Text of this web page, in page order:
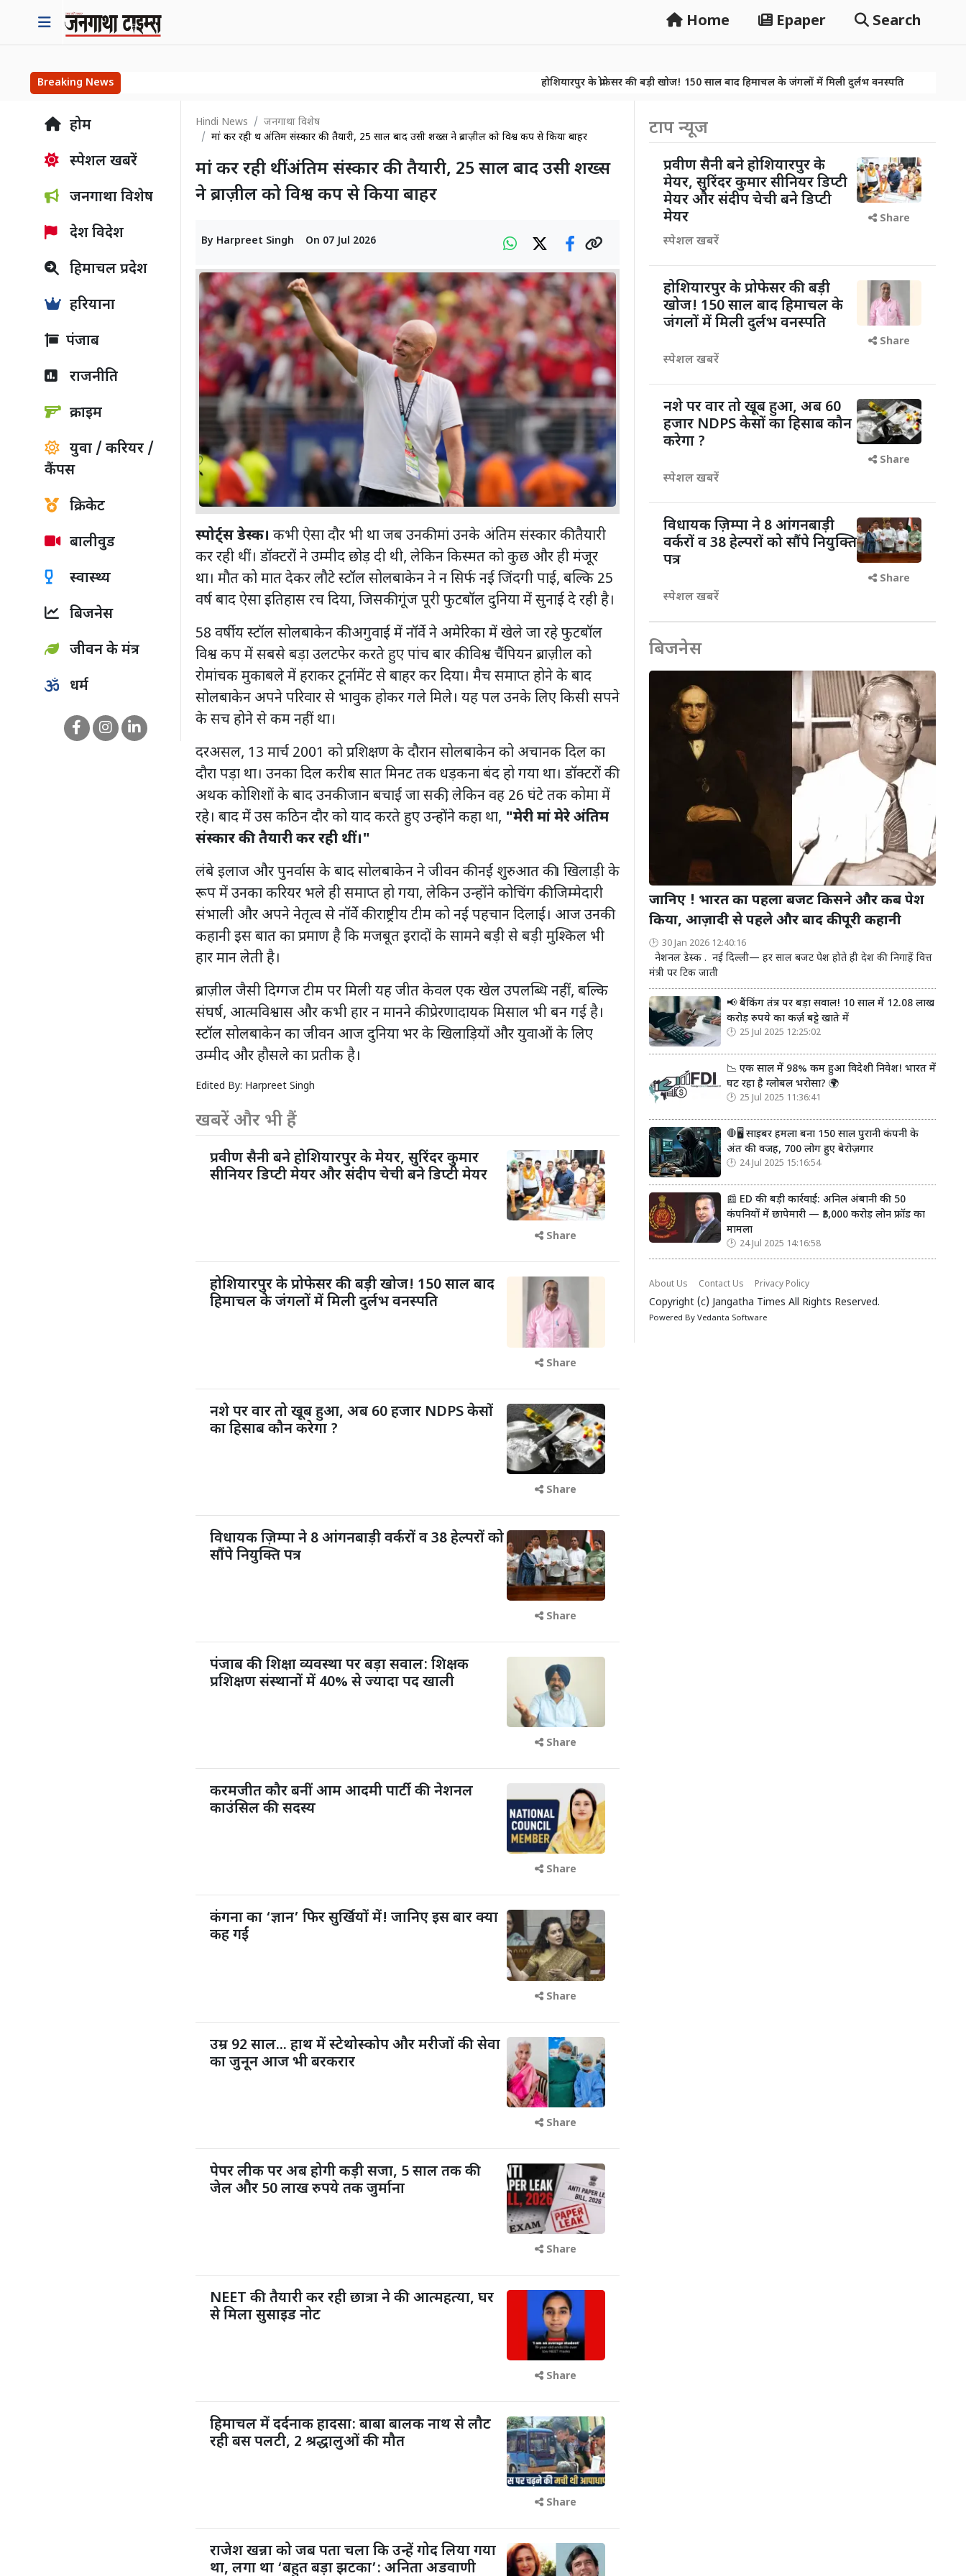
Home Epaper Search
Breaking News होशियारपुर के प्रोफेसर की बड़ी खोज! 150 साल बाद हिमाचल के जंगलों में मिली दुर्लभ वनस्पति
नशे पर वार तो खूब
होम
स्पेशल खबरें
जनगाथा विशेष
देश विदेश
हिमाचल प्रदेश
हरियाना
पंजाब
राजनीति
क्राइम
युवा / करियर /
कैंपस
क्रिकेट
बालीवुड
स्वास्थ्य
बिजनेस
जीवन के मंत्र
धर्म
Hindi News
जनगाथा विशेष
मां कर रही थीं अंतिम संस्कार की तैयारी, 25 साल बाद उसी शख्स ने ब्राज़ील को विश्व कप से किया बाहर
मां कर रही थीं अंतिम संस्कार की तैयारी, 25 साल बाद उसी शख्स
ने ब्राज़ील को विश्व कप से किया बाहर
By Harpreet Singh On 07 Jul 2026
स्पोर्ट्स डेस्क। कभी ऐसा दौर भी था जब उनकी मां उनके अंतिम संस्कार की तैयारी
कर रही थीं। डॉक्टरों ने उम्मीद छोड़ दी थी, लेकिन किस्मत को कुछ और ही मंजूर
था। मौत को मात देकर लौटे स्टॉल सोलबाकेन ने न सिर्फ नई जिंदगी पाई, बल्कि 25
वर्ष बाद ऐसा इतिहास रच दिया, जिसकी गूंज पूरी फुटबॉल दुनिया में सुनाई दे रही है।
58 वर्षीय स्टॉल सोलबाकेन की अगुवाई में नॉर्वे ने अमेरिका में खेले जा रहे फुटबॉल
विश्व कप में सबसे बड़ा उलटफेर करते हुए पांच बार की विश्व चैंपियन ब्राज़ील को
रोमांचक मुकाबले में हराकर टूर्नामेंट से बाहर कर दिया। मैच समाप्त होने के बाद
सोलबाकेन अपने परिवार से भावुक होकर गले मिले। यह पल उनके लिए किसी सपने
के सच होने से कम नहीं था।
दरअसल, 13 मार्च 2001 को प्रशिक्षण के दौरान सोलबाकेन को अचानक दिल का
दौरा पड़ा था। उनका दिल करीब सात मिनट तक धड़कना बंद हो गया था। डॉक्टरों की
अथक कोशिशों के बाद उनकी जान बचाई जा सकी, लेकिन वह 26 घंटे तक कोमा में
रहे। बाद में उस कठिन दौर को याद करते हुए उन्होंने कहा था, "मेरी मां मेरे अंतिम
संस्कार की तैयारी कर रही थीं।"
लंबे इलाज और पुनर्वास के बाद सोलबाकेन ने जीवन की नई शुरुआत की। खिलाड़ी के
रूप में उनका करियर भले ही समाप्त हो गया, लेकिन उन्होंने कोचिंग की जिम्मेदारी
संभाली और अपने नेतृत्व से नॉर्वे की राष्ट्रीय टीम को नई पहचान दिलाई। आज उनकी
कहानी इस बात का प्रमाण है कि मजबूत इरादों के सामने बड़ी से बड़ी मुश्किल भी
हार मान लेती है।
ब्राज़ील जैसी दिग्गज टीम पर मिली यह जीत केवल एक खेल उपलब्धि नहीं, बल्कि
संघर्ष, आत्मविश्वास और कभी हार न मानने की प्रेरणादायक मिसाल भी बन गई है।
स्टॉल सोलबाकेन का जीवन आज दुनिया भर के खिलाड़ियों और युवाओं के लिए
उम्मीद और हौसले का प्रतीक है।
Edited By: Harpreet Singh
खबरें और भी हैं
प्रवीण सैनी बने होशियारपुर के मेयर, सुरिंदर कुमार
सीनियर डिप्टी मेयर और संदीप चेची बने डिप्टी मेयर
Share
होशियारपुर के प्रोफेसर की बड़ी खोज! 150 साल बाद
हिमाचल के जंगलों में मिली दुर्लभ वनस्पति
Share
नशे पर वार तो खूब हुआ, अब 60 हजार NDPS केसों
का हिसाब कौन करेगा ?
Share
विधायक ज़िम्पा ने 8 आंगनबाड़ी वर्करों व 38 हेल्परों को
सौंपे नियुक्ति पत्र
Share
पंजाब की शिक्षा व्यवस्था पर बड़ा सवाल: शिक्षक
प्रशिक्षण संस्थानों में 40% से ज्यादा पद खाली
Share
करमजीत कौर बनीं आम आदमी पार्टी की नेशनल
काउंसिल की सदस्य
Share
कंगना का ‘ज्ञान’ फिर सुर्खियों में! जानिए इस बार क्या
कह गईं
Share
उम्र 92 साल... हाथ में स्टेथोस्कोप और मरीजों की सेवा
का जुनून आज भी बरकरार
Share
पेपर लीक पर अब होगी कड़ी सजा, 5 साल तक की
जेल और 50 लाख रुपये तक जुर्माना
Share
NEET की तैयारी कर रही छात्रा ने की आत्महत्या, घर
से मिला सुसाइड नोट
Share
हिमाचल में दर्दनाक हादसा: बाबा बालक नाथ से लौट
रही बस पलटी, 2 श्रद्धालुओं की मौत
Share
राजेश खन्ना को जब पता चला कि उन्हें गोद लिया गया
था, लगा था ‘बहुत बड़ा झटका’: अनिता अडवाणी
टाप न्यूज
प्रवीण सैनी बने होशियारपुर के
मेयर, सुरिंदर कुमार सीनियर डिप्टी
मेयर और संदीप चेची बने डिप्टी
मेयर
स्पेशल खबरें
Share
होशियारपुर के प्रोफेसर की बड़ी
खोज! 150 साल बाद हिमाचल के
जंगलों में मिली दुर्लभ वनस्पति
स्पेशल खबरें
Share
नशे पर वार तो खूब हुआ, अब 60
हजार NDPS केसों का हिसाब कौन
करेगा ?
स्पेशल खबरें
Share
विधायक ज़िम्पा ने 8 आंगनबाड़ी
वर्करों व 38 हेल्परों को सौंपे नियुक्ति
पत्र
स्पेशल खबरें
Share
बिजनेस
जानिए ! भारत का पहला बजट किसने और कब पेश
किया, आज़ादी से पहले और बाद की पूरी कहानी
30 Jan 2026 12:40:16
नेशनल डेस्क . नई दिल्ली— हर साल बजट पेश होते ही देश की निगाहें वित्त
मंत्री पर टिक जाती
📢 बैंकिंग तंत्र पर बड़ा सवाल! 10 साल में 12.08 लाख
करोड़ रुपये का कर्ज़ बट्टे खाते में
25 Jul 2025 12:25:02
📉 एक साल में 98% कम हुआ विदेशी निवेश! भारत में
घट रहा है ग्लोबल भरोसा? 🌍
25 Jul 2025 11:36:41
🛑🖥️ साइबर हमला बना 150 साल पुरानी कंपनी के
अंत की वजह, 700 लोग हुए बेरोज़गार
24 Jul 2025 15:16:54
📰 ED की बड़ी कार्रवाई: अनिल अंबानी की 50
कंपनियों में छापेमारी — ₹3,000 करोड़ लोन फ्रॉड का
मामला
24 Jul 2025 14:16:58
About Us Contact Us Privacy Policy
Copyright (c) Jangatha Times All Rights Reserved.
Powered By Vedanta Software